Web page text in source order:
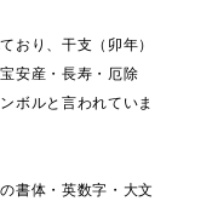
おり、干支（卯年）
安産・長寿・厄除
ボルと言われていま
書体・英数字・大文